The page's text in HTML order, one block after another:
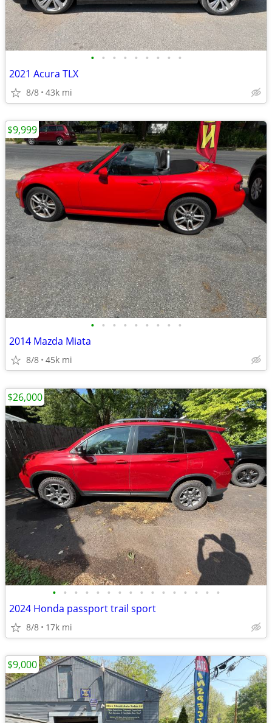
• • • • • • • • •
2021 Acura TLX
8/8 43k mi
• • • • • • • • •
2014 Mazda Miata
8/8 45k mi
$9,999
• • • • • • • • • • • • • • • •
2024 Honda passport trail sport
8/8 17k mi
$26,000
$9,000